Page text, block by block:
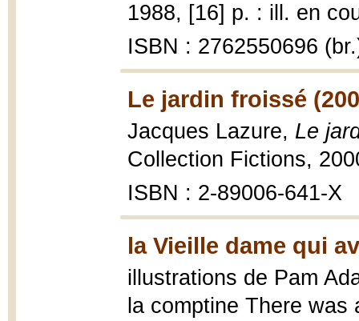
1988, [16] p. : ill. en
ISBN : 2762550696
Le jardin froissé
Jacques Lazure, Le
Collection Fictions,
ISBN : 2-89006-641-X
la Vieille dame qui
illustrations de Pam
la comptine There